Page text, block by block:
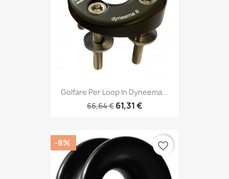
Golfare Per Loop In Dyneema...
66,64 € 61,31 €
-8% favorite_border